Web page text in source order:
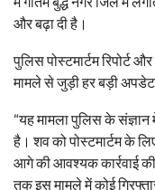
और बढ़ा दी है।
पुलिस पोस्टमार्टम रिपोर्ट
मामले से जुड़ी हर बड़ी
“यह मामला पुलिस के
है। शव को पोस्टमार्टम के
आगे की आवश्यक कार्रवाई
तक इस मामले में कोई